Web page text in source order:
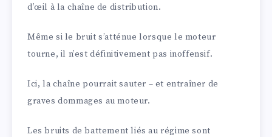
d’œil à la chaîne de distribution.
Même si le bruit s’atténue lorsque le moteur
tourne, il n’est définitivement pas inoffensif.
Ici, la chaîne pourrait sauter – et entraîner de
graves dommages au moteur.
Les bruits de battement liés au régime sont